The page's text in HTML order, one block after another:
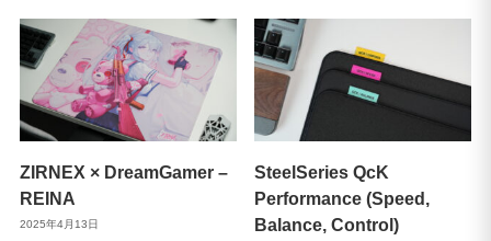
ZIRNEX × DreamGamer –
REINA
2025年4月13日
SteelSeries QcK
Performance (Speed,
Balance, Control)